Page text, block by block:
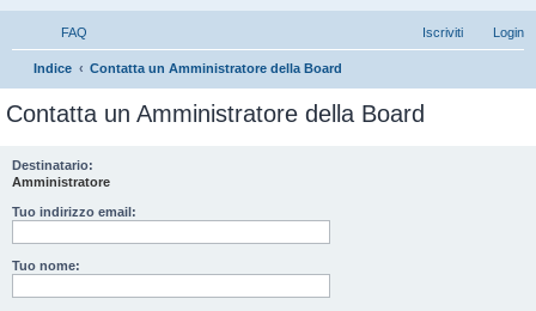
FAQ Login
Iscriviti
Indice Contatta un Amministratore della Board
Contatta un Amministratore della Board
Destinatario:
Amministratore
Tuo indirizzo email:
Tuo nome: